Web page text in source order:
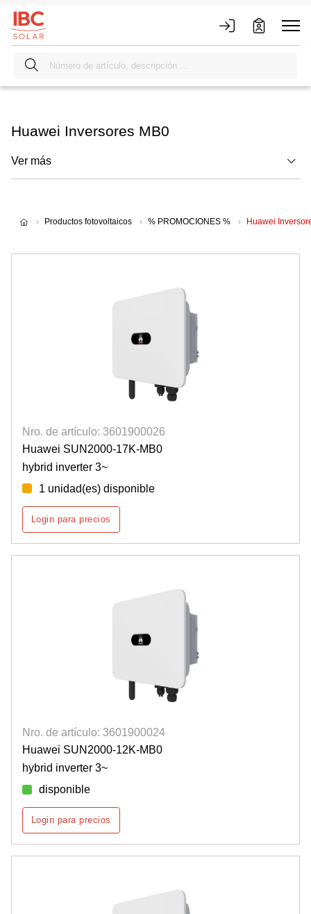
Huawei Inversores MB0
Ver más
Productos fotovoltaicos % PROMOCIONES % Huawei
Nro. de artículo: 3601900026
Huawei SUN2000-17K-MB0
hybrid inverter 3~
1 unidad(es) disponible
Login para precios
Nro. de artículo: 3601900024
Huawei SUN2000-12K-MB0
hybrid inverter 3~
disponible
Login para precios